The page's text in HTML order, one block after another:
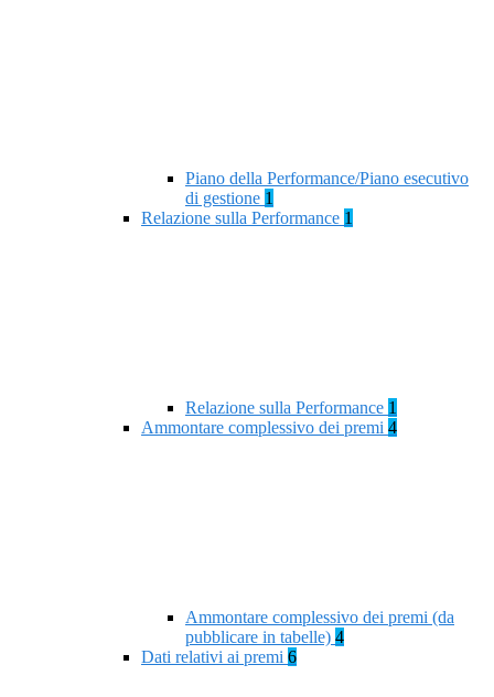
Piano della Performance/Piano esecutivo
di gestione 1
Relazione sulla Performance 1
Relazione sulla Performance 1
Ammontare complessivo dei premi 4
Ammontare complessivo dei premi (da
pubblicare in tabelle) 4
Dati relativi ai premi 6